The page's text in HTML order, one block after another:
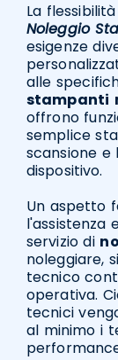
La
Noleggio
esigenze
alle
stampanti
offrono
semplice
scansione
dispositivo.
Un aspetto
l'assistenza
servizio di
noleggiare,
tecnico
operativa.
tecnici
al minimo i